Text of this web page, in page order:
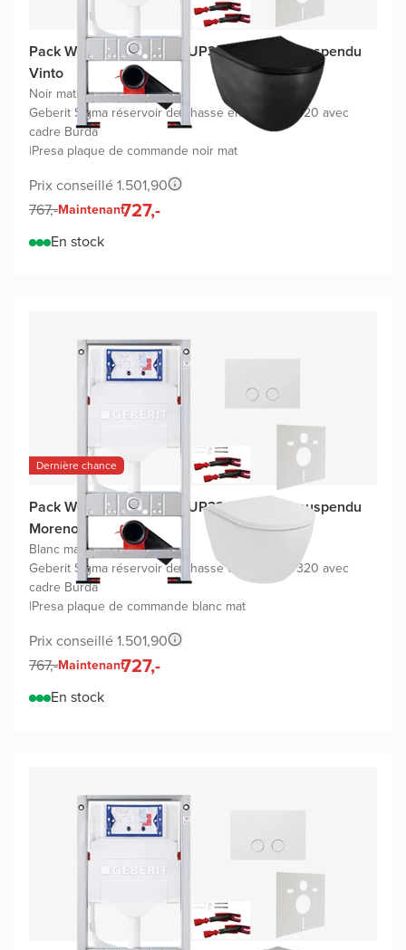
Pack WC promo Geberit UP320 avec WC suspendu
Vinto
Noir mat|
Geberit Sigma réservoir de chasse encastré UP320 avec
cadre Burda
|Presa plaque de commande noir mat
Prix conseillé 1.501,90
767,-Maintenant727,-
En stock
Dernière chance
Pack WC promo Geberit UP320 avec WC suspendu
Moreno
Blanc mat |
Geberit Sigma réservoir de chasse encastré UP320 avec
cadre Burda
|Presa plaque de commande blanc mat
Prix conseillé 1.501,90
767,-Maintenant727,-
En stock